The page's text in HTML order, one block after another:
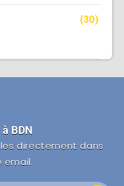
(30)
BDN
directement dans
email.